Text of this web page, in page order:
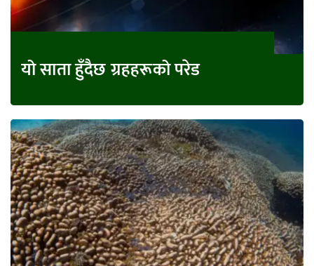
यो साता हुँदैछ ग्रहहरूको परेड